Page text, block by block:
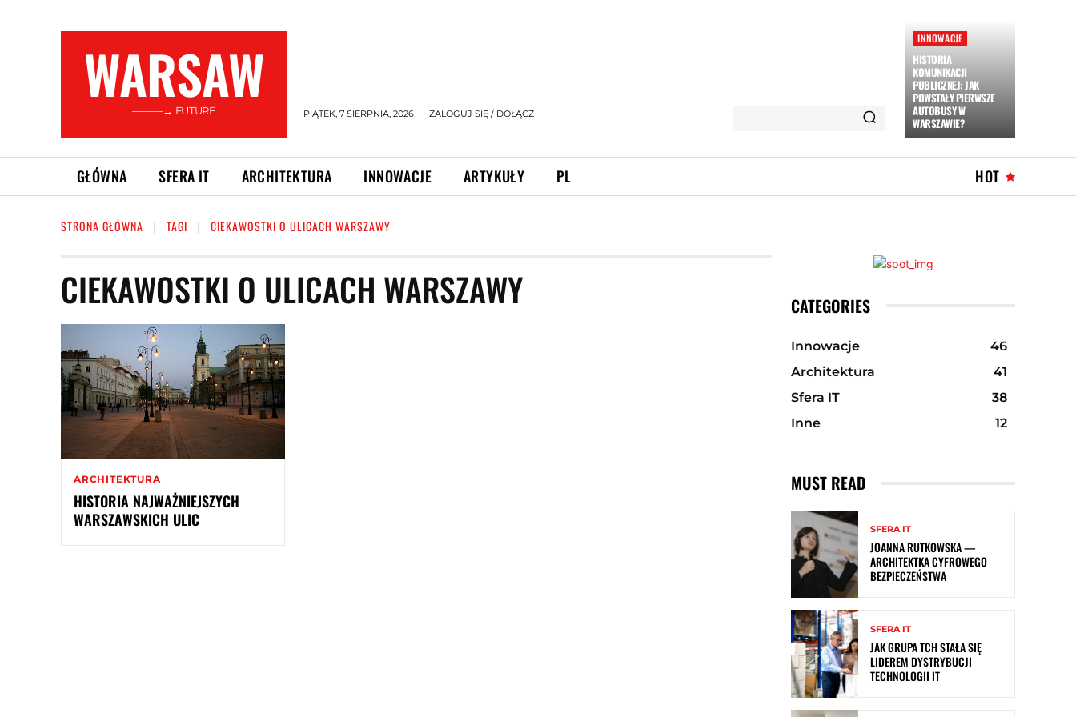
WARSAW
———→ FUTURE PIĄTEK, 7 SIERPNIA, 2026 ZALOGUJ SIĘ / DOŁĄCZ
INNOWACJE
HISTORIA
KOMUNIKACJI
PUBLICZNEJ: JAK
POWSTAŁY PIERWSZE
AUTOBUSY W
WARSZAWIE?
GŁÓWNA SFERA IT ARCHITEKTURA INNOWACJE ARTYKUŁY PL HOT
STRONA GŁÓWNA TAGI CIEKAWOSTKI O ULICACH WARSZAWY
CIEKAWOSTKI O ULICACH WARSZAWY
ARCHITEKTURA
HISTORIA NAJWAŻNIEJSZYCH
WARSZAWSKICH ULIC
CATEGORIES
Innowacje
46
Architektura
41
Sfera IT
38
Inne
12
MUST READ
SFERA IT
JOANNA RUTKOWSKA —
ARCHITEKTKA CYFROWEGO
BEZPIECZEŃSTWA
SFERA IT
JAK GRUPA TCH STAŁA SIĘ
LIDEREM DYSTRYBUCJI
TECHNOLOGII IT